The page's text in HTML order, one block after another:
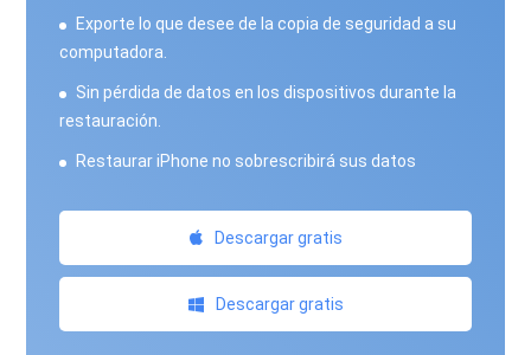
Exporte lo que desee de la copia de seguridad a su
computadora.
Sin pérdida de datos en los dispositivos durante la
restauración.
Restaurar iPhone no sobrescribirá sus datos
Descargar gratis
Descargar gratis